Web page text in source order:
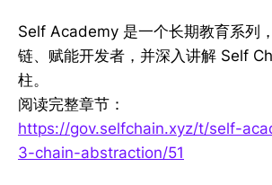
Self Academy 是一个长期教育系列
链、赋能开发者，并深入讲解 Self
柱。
阅读完整章节：
https://gov.selfchain.xyz/t/self-
3-chain-abstraction/51